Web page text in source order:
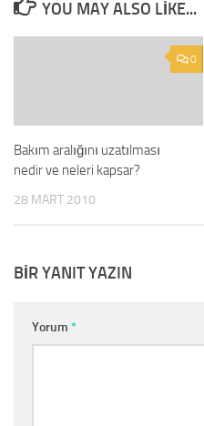
YOU MAY ALSO LIKE...
0
Bakım aralığını uzatılması
nedir ve neleri kapsar?
28 MART 2010
BIR YANIT YAZIN
Yorum *